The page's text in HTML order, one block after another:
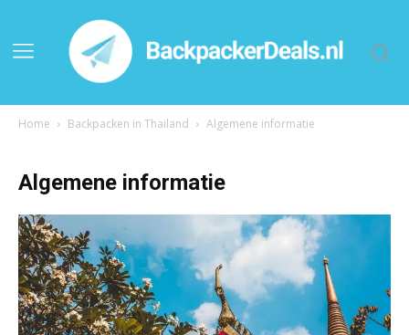
Home Backpacken in Thailand Algemene informatie
Algemene informatie